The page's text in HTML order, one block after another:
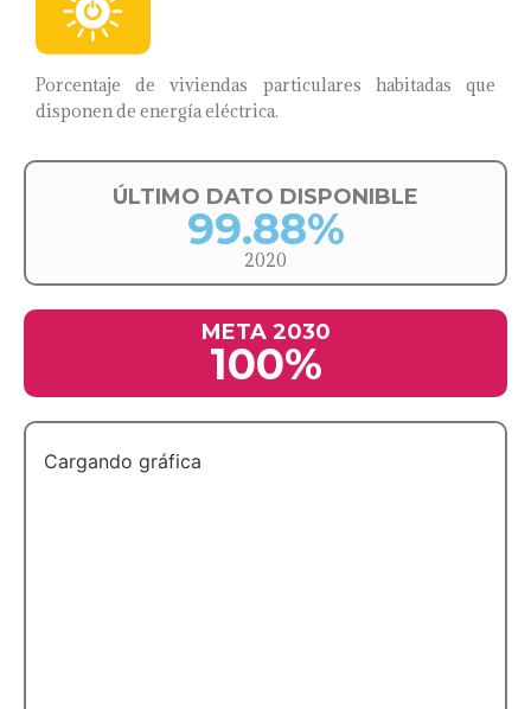
Porcentaje de viviendas particulares habitadas que
disponen de energía eléctrica.
ÚLTIMO DATO DISPONIBLE
99.88%
2020
META 2030
100%
Cargando gráfica